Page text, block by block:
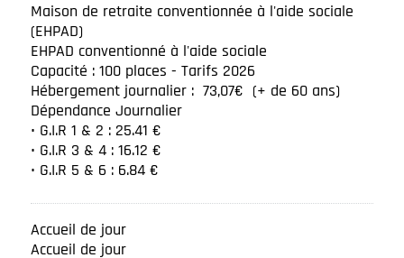
Maison de retraite conventionnée à l'aide sociale
(EHPAD)
EHPAD conventionné à l'aide sociale
Capacité : 100 places - Tarifs 2026
Hébergement journalier : 73,07€ (+ de 60 ans)
Dépendance Journalier
• G.I.R 1 & 2 : 25.41 €
• G.I.R 3 & 4 : 16.12 €
• G.I.R 5 & 6 : 6.84 €
Accueil de jour
Accueil de jour